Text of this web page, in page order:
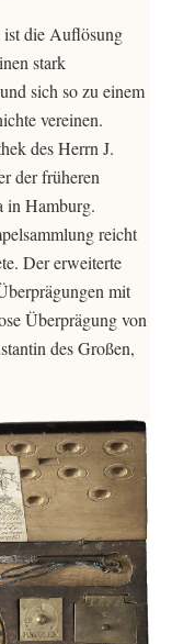
ist die Auflösung
stark
sich so zu einem
vereinen.
des Herrn J.
der früheren
in Hamburg.
reicht
Der erweiterte
mit
Überprägung von
des Großen,